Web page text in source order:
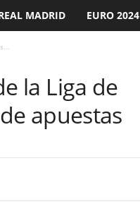
MADRID EURO 2024
la Liga de
apuestas